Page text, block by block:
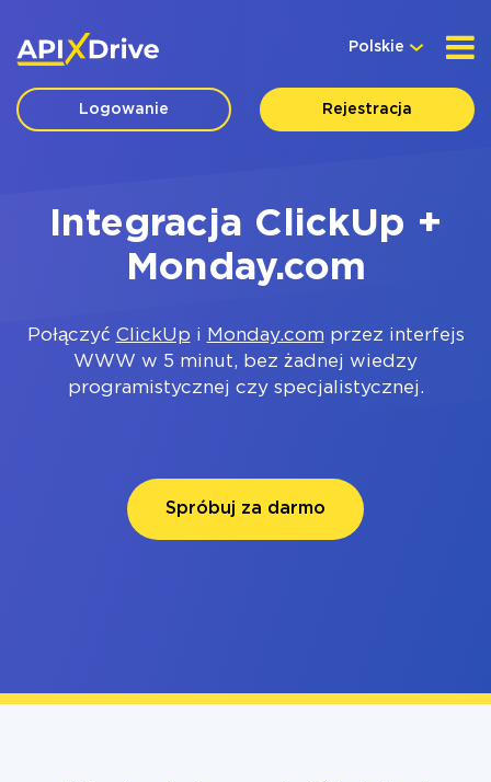
Polskie
Logowanie Rejestracja
Integracja ClickUp +
Monday.com
Połączyć ClickUp i Monday.com przez interfejs
WWW w 5 minut, bez żadnej wiedzy
programistycznej czy specjalistycznej.
Spróbuj za darmo